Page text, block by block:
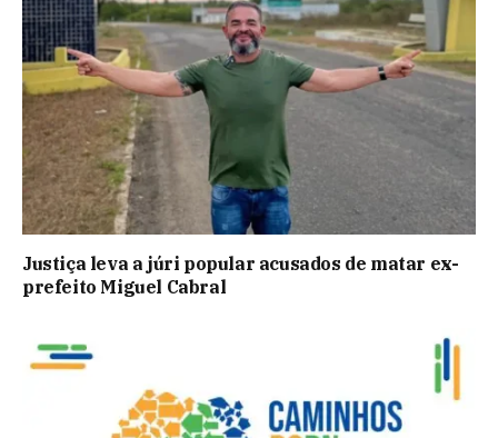
Justiça leva a júri popular acusados de matar ex-
prefeito Miguel Cabral